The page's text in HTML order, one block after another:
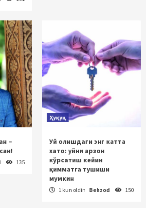
–
135
Ҳуқуқ
Уй олишдаги энг катта
хато: уйни арзон
кўрсатиш кейин
қимматга тушиши
мумкин
1 kun oldin Behzod 150